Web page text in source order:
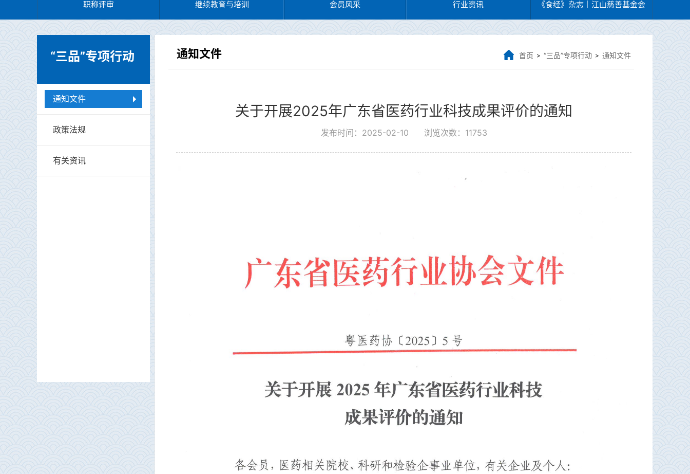
职称评审 继续教育与培训 会员风采 行业资讯 《食经》杂志｜江山慈善基金会
“三品”专项行动
通知文件
政策法规
有关资讯
通知文件 首页 > “三品”专项行动 > 通知文件
关于开展2025年广东省医药行业科技成果评价的通知
发布时间：2025-02-10 浏览次数：11753